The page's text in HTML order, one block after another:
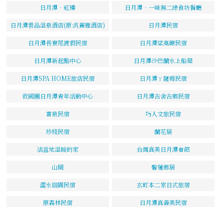
日月潭．虹樓 日月潭‧一味無二綠食坊餐廳
日月潭雲品溫泉酒店(原:汎麗雅酒店) 日月潭民宿
日月潭長寮尾渡假民宿 日月潭望高瞭民宿
日月潭新起點中心 日月潭沙巴蘭水上船屋
日月潭SPA HOME旅店民宿 日月潭ㄚ薩姆民宿
救國團日月潭青年活動中心 日月潭古舍古鄉民宿
富泉民宿 巧人文旅民宿
珍棧民宿 蘭花居
活盆地溫暖的家 台灣真美日月潭會館
山閱 馨蓮鄉居
澀水田園民宿 玄町本二家日式旅宿
原森林民宿 日月潭真善美民宿